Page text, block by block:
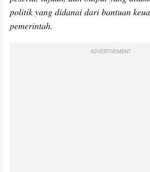
politik yang didanai dari bantuan
pemerintah.
ADVERTISEMENT